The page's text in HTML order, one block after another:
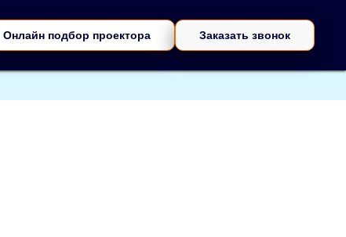
Онлайн подбор проектора Заказать звонок